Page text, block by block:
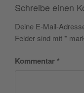
Schreibe einen
Deine E-Mail-
Felder sind mit *
Kommentar *